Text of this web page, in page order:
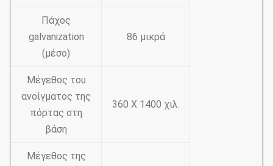
Πάχος
galvanization
(μέσο)
86 μικρά
Μέγεθος του
ανοίγματος της
πόρτας στη
βάση
360 X 1400 χιλ.
Μέγεθος της